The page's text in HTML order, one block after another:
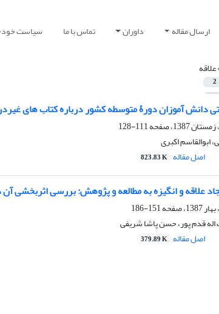
ارسال مقاله داوران تماس با ما سیاست خود-
علاقه
2
دانش آموزان دورۀ متوسطه کشور درباره کتاب های
111-128
اکبری
اصل مقاله 823.83 K
علاقه و انگیزه به مطالعه و پژوهش: بررسی اثربخشی
151-186
اله قدم پور، حسن پاشا شریفی
اصل مقاله 379.89 K